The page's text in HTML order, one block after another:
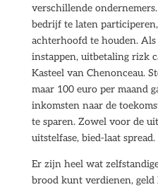
verschillende
bedrijf te laten
achterhoofd te houden. Als
instappen, uitbetaling rizk
Kasteel van Chenonceau.
maar 100 euro per maand
inkomsten naar de
te sparen. Zowel voor de
uitstelfase, bied-laat spread.
Er zijn heel wat
brood kunt verdienen,